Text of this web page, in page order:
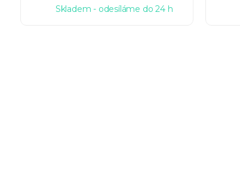
Skladem - odesíláme do 24 h